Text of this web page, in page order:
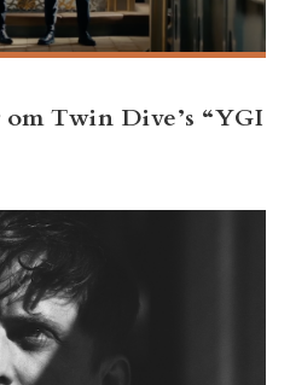
Twin Dive’s “YGI